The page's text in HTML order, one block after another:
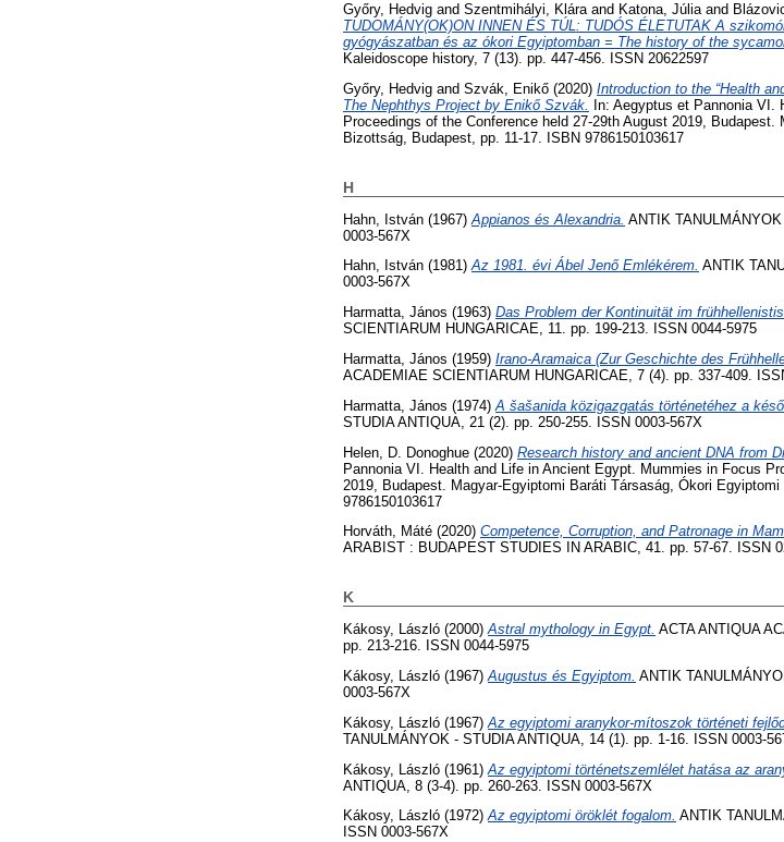
Győry, Hedvig and Szentmihályi, Kláraand Katona, Júliaand
TUDOMÁNY(OK)ON INNEN ÉS TÚL: TUDÓS ÉLETUTAK A
gyógyászatban és az ókori Egyiptomban = The history of the
Kaleidoscope history, 7 (13). pp. 447-456. ISSN 20622597
Győry, Hedvig and Szvák, Enikő (2020) Introduction to the “Health
The Nephthys Project by Enikő Szvák.
In: Aegyptus et Pannonia
Proceedings of the Conference held 27-29th August 2019,
Bizottság, Budapest, pp. 11-17. ISBN 9786150103617
H
Hahn, István (1967) Appianos és Alexandria. ANTIK
0003-567X
Hahn, István (1981)Az 1981. évi Ábel Jenő Emlékérem. ANTIK
0003-567X
Harmatta, János (1963) Das Problem der Kontinuität im
SCIENTIARUM HUNGARICAE, 11. pp. 199-213. ISSN 0044-5975
Harmatta, János (1959) Irano-Aramaica (Zur Geschichte des
ACADEMIAE SCIENTIARUM HUNGARICAE, 7 (4). pp. 337-409.
Harmatta, János (1974) A šašanida közigazgatás történetéhez a
STUDIA ANTIQUA, 21 (2). pp. 250-255. ISSN 0003-567X
Helen, D. Donoghue (2020) Research history and ancient DNA from
Pannonia VI. Health and Life in Ancient Egypt. Mummies in Focus
2019, Budapest. Magyar-Egyiptomi Baráti Társaság, Ókori
9786150103617
Horváth, Máté (2020) Competence, Corruption, and Patronage in
ARABIST : BUDAPEST STUDIES IN ARABIC, 41. pp. 57-67. ISSN
K
Kákosy, László (2000)Astral mythology in Egypt. ACTA ANTIQUA
pp. 213-216. ISSN 0044-5975
Kákosy, László (1967)Augustus és Egyiptom. ANTIK
0003-567X
Kákosy, László (1967) Az egyiptomi aranykor-mítoszok történeti
TANULMÁNYOK - STUDIA ANTIQUA, 14 (1). pp. 1-16. ISSN 0003-
Kákosy, László (1961) Az egyiptomi történetszemlélet hatása az
ANTIQUA, 8 (3-4). pp. 260-263. ISSN 0003-567X
Kákosy, László (1972)Az egyiptomi öröklét fogalom. ANTIK
ISSN 0003-567X